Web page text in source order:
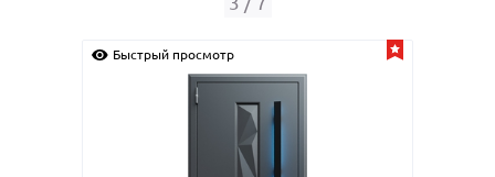
Быстрый просмотр